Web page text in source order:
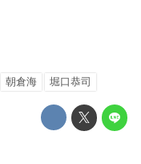
朝倉海 堀口恭司